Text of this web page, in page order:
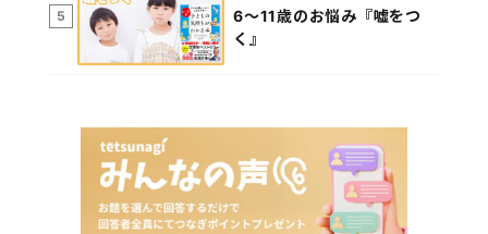
5
6～11歳のお悩み『嘘をつ
く』